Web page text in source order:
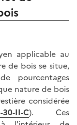
applicable au
de bois se situe,
pourcentages
nature de bois
considérée
30-II-C). Ces